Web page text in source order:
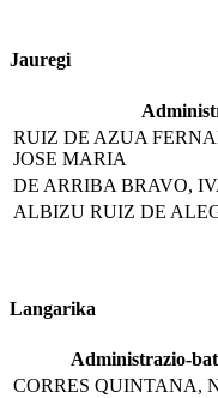
Jauregi
RUIZ DE AZUA
JOSE MARIA
DE ARRIBA BRAVO,
ALBIZU RUIZ DE
Langarika
Administrazio-
CORRES QUINTANA,